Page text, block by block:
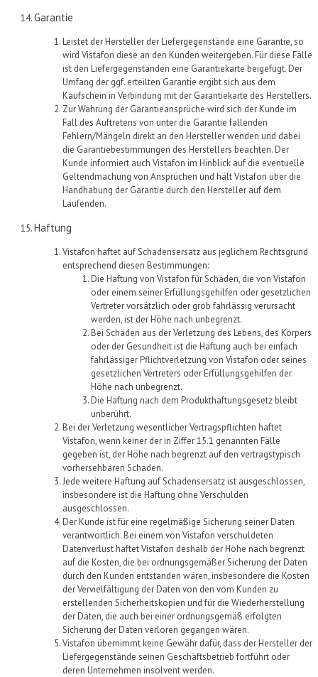
Garantie
Leistet der Hersteller derLiefergegenstände eine Garantie, so
wird Vistafon diese an den Kunden weitergeben. Für diese Fälle
ist den Liefergegenständen eine Garantiekarte beigefügt.Der
Umfang der ggf. erteilten Garantie ergibt sich aus dem
Kaufschein in Verbindung mit der Garantiekarte des Herstellers.
Zur Wahrung der Garantieansprüche wird sich der Kunde im
Fall des Auftretens von unter die Garantie fallenden
Fehlern/Mängeln direkt an den Hersteller wenden und dabei
die Garantiebestimmungen des Herstellers beachten. Der
Kunde informiert auch Vistafon im Hinblick auf die eventuelle
Geltendmachung von Ansprüchen und hältVistafon über die
Handhabung der Garantie durch den Hersteller auf dem
Laufenden.
Haftung
Vistafon haftet auf Schadensersatz aus jeglichem Rechtsgrund
entsprechend diesen Bestimmungen:
Die Haftung von Vistafon für Schäden, die von Vistafon
oder einem seiner Erfüllungsgehilfen oder gesetzlichen
Vertreter vorsätzlich oder grob fahrlässig verursacht
werden, ist der Höhe nach unbegrenzt.
Bei Schäden aus der Verletzung des Lebens, des Körpers
oder der Gesundheit ist die Haftung auch bei einfach
fahrlässiger Pflichtverletzung von Vistafon oder seines
gesetzlichen Vertreters oder Erfüllungsgehilfen der
Höhe nach unbegrenzt.
Die Haftung nach dem Produkthaftungsgesetz bleibt
unberührt.
Bei der Verletzung wesentlicher Vertragspflichten haftet
Vistafon, wenn keiner der in Ziffer 15.1 genannten Fälle
gegeben ist, der Höhe nach begrenzt auf den vertragstypisch
vorhersehbaren Schaden.
Jede weitere Haftung auf Schadensersatz ist ausgeschlossen,
insbesondere ist die Haftung ohne Verschulden
ausgeschlossen.
Der Kunde ist für eine regelmäßige Sicherung seiner Daten
verantwortlich. Bei einem von Vistafon verschuldeten
Datenverlust haftetVistafon deshalb der Höhe nach begrenzt
auf die Kosten, die bei ordnungsgemäßer Sicherung der Daten
durch den Kunden entstanden wären, insbesondere die Kosten
der Vervielfältigung der Daten von den vom Kunden zu
erstellenden Sicherheitskopien und für die Wiederherstellung
der Daten, die auch bei einer ordnungsgemäß erfolgten
Sicherung der Daten verloren gegangen wären.
Vistafon übernimmt keine Gewähr dafür, dass der Hersteller der
Liefergegenstände seinen Geschäftsbetriebfortführt oder
deren Unternehmen insolvent werden.